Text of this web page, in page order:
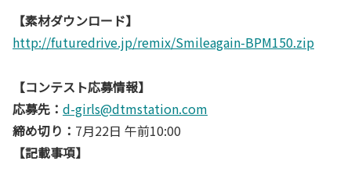
【素材ダウンロード】
http://futuredrive.jp/remix/Smileagain-BPM150.zip
【コンテスト応募情報】
応募先： d-girls@dtmstation.com
締め切り： 7月22日 午前10:00
【記載事項】